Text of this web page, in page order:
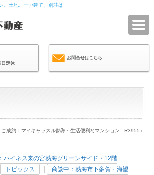
、土地、一戸建て、別荘は
日定休
お問合せはこちら
ご成約：マイキャッスル熱海・生活便利なマンション（R3955）
ハイネス来の宮熱海グリーンサイド・12階
トピックス
商談中：熱海市下多賀・海望